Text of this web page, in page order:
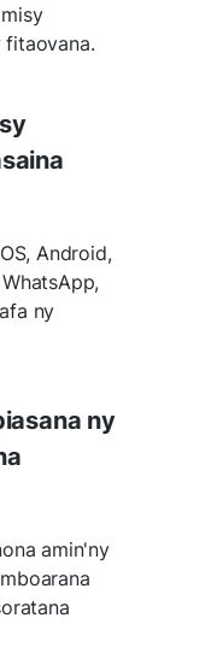
fitaovana.
Android,
ny
ny
amin'ny